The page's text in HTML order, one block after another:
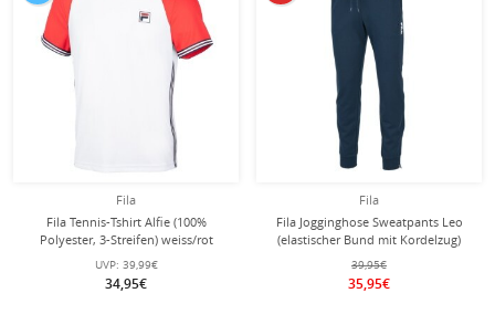
Fila
Fila Tennis-Tshirt Alfie (100%
Polyester, 3-Streifen) weiss/rot
Herren
UVP: 39,99€
34,95€
Fila
Fila Jogginghose Sweatpants Leo
(elastischer Bund mit Kordelzug)
lang peacoatblau Herren
39,95€
35,95€